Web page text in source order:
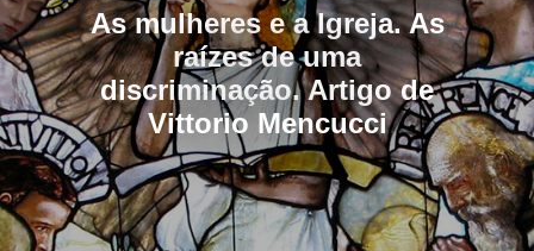
As mulheres e a Igreja. As
raízes de uma
discriminação. Artigo de
Vittorio Mencucci